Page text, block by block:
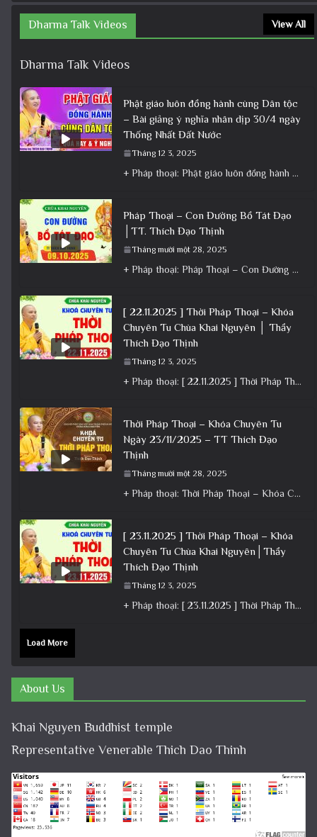
Dharma Talk Videos View All
Dharma Talk Videos
Phật giáo luôn đồng hành cùng Dân tộc
– Bài giảng ý nghĩa nhân dịp 30/4 ngày
Thống Nhất Đất Nước
Tháng 12 3, 2025
+ Pháp thoại: Phật giáo luôn đồng hành cùng Dân tộc – Bài giảng ý nghĩa nhân dịp 30/4 ngày
Pháp Thoại – Con Đường Bồ Tát Đạo
│TT. Thích Đạo Thịnh
Tháng mười một 28, 2025
+ Pháp thoại: Pháp Thoại – Con Đường Bồ Tát Đạo │TT. Thích Đạo Thịnh + Album: Pháp Thoại +
[ 22.11.2025 ] Thời Pháp Thoại – Khóa
Chuyên Tu Chùa Khai Nguyên │ Thầy
Thích Đạo Thịnh
Tháng 12 3, 2025
+ Pháp thoại: [ 22.11.2025 ] Thời Pháp Thoại – Khóa Chuyên Tu Chùa Khai Nguyên │ Thầy Thích Đạo
Thời Pháp Thoại – Khóa Chuyên Tu
Ngày 23/11/2025 – TT Thích Đạo
Thịnh
Tháng mười một 28, 2025
+ Pháp thoại: Thời Pháp Thoại – Khóa Chuyên Tu Ngày 23/11/2025 – TT Thích Đạo Thịnh + Album: Pháp
[ 23.11.2025 ] Thời Pháp Thoại – Khóa
Chuyên Tu Chùa Khai Nguyên│Thầy
Thích Đạo Thịnh
Tháng 12 3, 2025
+ Pháp thoại: [ 23.11.2025 ] Thời Pháp Thoại – Khóa Chuyên Tu Chùa Khai Nguyên│Thầy Thích Đạo Thịnh +
Load More
About Us
Khai Nguyen Buddhist temple
Representative Venerable Thich Dao Thinh